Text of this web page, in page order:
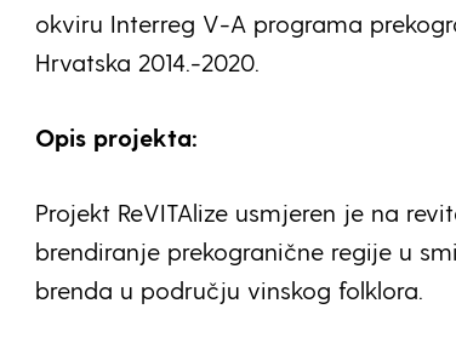
okviru Interreg V-A programa
Hrvatska 2014.-2020.
Opis projekta:
Projekt ReVITAlize usmjeren je na
brendiranje prekogranične regije u
brenda u području vinskog folklora.